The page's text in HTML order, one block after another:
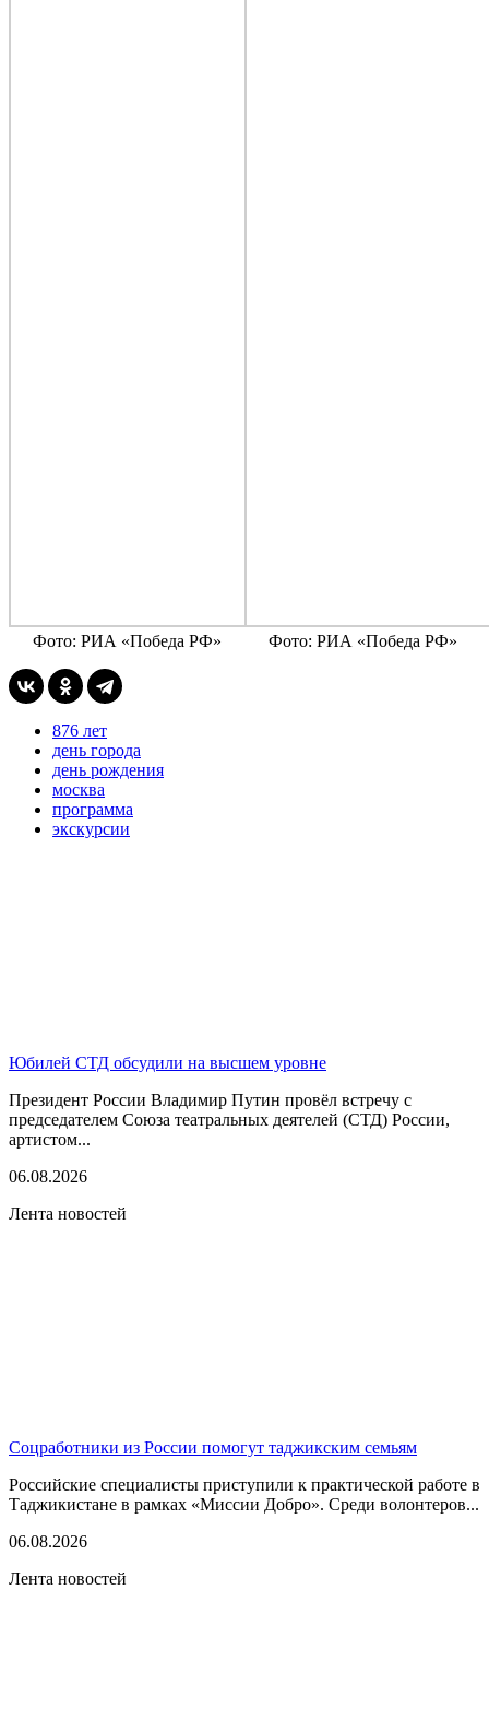
Фото: РИА «Победа РФ» Фото: РИА «Победа РФ»
876 лет
день города
день рождения
москва
программа
экскурсии
Юбилей СТД обсудили на высшем уровне
Президент России Владимир Путин провёл встречу с
председателем Союза театральных деятелей (СТД) России,
артистом...
06.08.2026
Лента новостей
Соцработники из России помогут таджикским семьям
Российские специалисты приступили к практической работе в
Таджикистане в рамках «Миссии Добро». Среди волонтеров...
06.08.2026
Лента новостей